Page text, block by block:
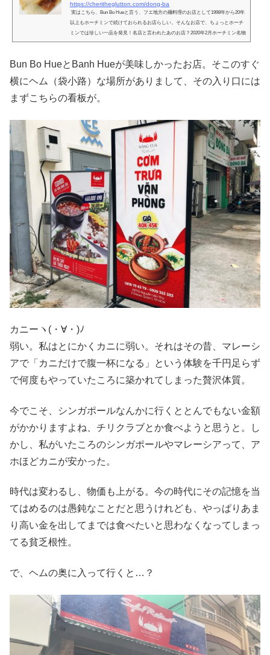
https://cheritheglutton.com/dong-ba
実はこちら、Bun Bo Hueと言う、フエ地方の麺料理のお店として1998年から20年
以上もホーチミンで続けておられるお店らしい。そんなお店で、ちょっとホーチ
ミンでは珍しい一品を発見！名店と言われたあのお店？2020年2月ホーチミン名物
ではないからか（その割にはフォーは有名と言う不思議）そんなに名前が挙がっ
ブログを始めるずっと前に、私も一度行ったことが。でもここではなくて、Nguy
Bun Bo HueとBanh Hueが美味しかったお店。そこのすぐ
横にヘム（袋小路）な場所がありまして、その入り口には
まずこちらの看板が。
カニーヽ(・∀・)ﾉ
弱い。私はとにかくカニに弱い。それはその昔、マレーシ
アで「カニだけで腹一杯になる」という体験を千円足らず
で何度もやっていたころに築かれてしまった贅沢体質。
今でこそ、シンガポールなんかに行くととんでもない金額
がかかりますよね、チリクラブとか食べようと思うと。し
かし、私がいたころのシンガポールやマレーシアって、ア
ホほどカニが安かった。
時代は変わるし、物価も上がる。今の時代にその記憶を当
てはめるのは愚鈍なことだと思うけれども、やっぱりあま
り高い金を出してまでは食べたいと思わなくなってしまっ
てる貧乏根性。
で、ヘムの奥に入って行くと…？